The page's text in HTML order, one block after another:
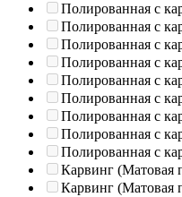
Полированная c
Полированная c
Полированная c
Полированная c
Полированная c
Полированная c
Полированная c
Полированная c
Полированная c
Карвинг (Матовая
Карвинг (Матовая